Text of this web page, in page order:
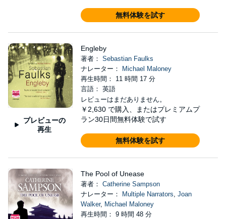
無料体験を試す
プレビューの
再生
Engleby
著者： Sebastian Faulks
ナレーター：
Michael Maloney
再生時間： 11 時間 17 分
言語： 英語
レビューはまだありません。
￥2,630 で購入、またはプレミアムプ
ラン30日間無料体験で試す
無料体験を試す
The Pool of Unease
著者： Catherine Sampson
ナレーター：
Multiple Narrators, Joan
Walker, Michael Maloney
再生時間： 9 時間 48 分